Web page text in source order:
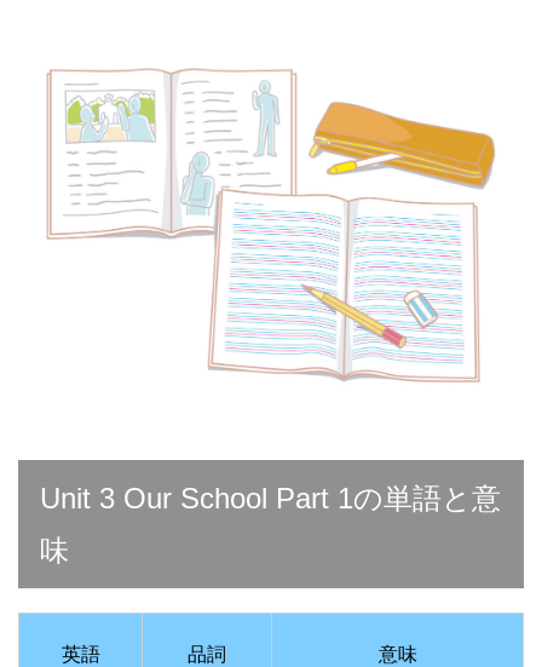
Unit 3 Our School Part 1の単語と意
味
英語 品詞 意味